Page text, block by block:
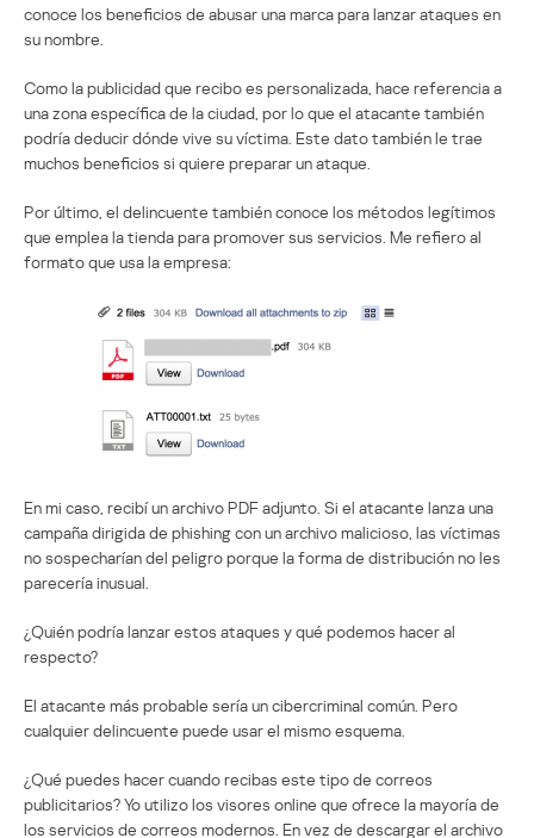
conoce los beneficios de abusar una marca para lanzar ataques en
su nombre.
Como la publicidad que recibo es personalizada, hace referencia a
una zona específica de la ciudad, por lo que el atacante también
podría deducir dónde vive su víctima. Este dato también le trae
muchos beneficios si quiere preparar un ataque.
Por último, el delincuente también conoce los métodos legítimos
que emplea la tienda para promover sus servicios. Me refiero al
formato que usa la empresa:
En mi caso, recibí un archivo PDF adjunto. Si el atacante lanza una
campaña dirigida de phishing con un archivo malicioso, las víctimas
no sospecharían del peligro porque la forma de distribución no les
parecería inusual.
¿Quién podría lanzar estos ataques y qué podemos hacer al
respecto?
El atacante más probable sería un cibercriminal común. Pero
cualquier delincuente puede usar el mismo esquema.
¿Qué puedes hacer cuando recibas este tipo de correos
publicitarios? Yo utilizo los visores online que ofrece la mayoría de
los servicios de correos modernos. En vez de descargar el archivo